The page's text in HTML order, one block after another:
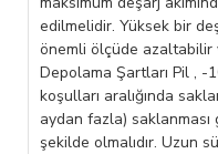
edilmelidir. Yüksek bir
önemli ölçüde azaltabilir
Depolama Şartları Pil , -
koşulları aralığında
aydan fazla)
şekilde olmalıdır. Uzun